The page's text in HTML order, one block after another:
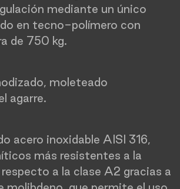
mediante un único
en tecno-polímero con
de 750 kg.
moleteado
agarre.
acero inoxidable AISI 316,
más resistentes a la
a la clase A2 gracias a